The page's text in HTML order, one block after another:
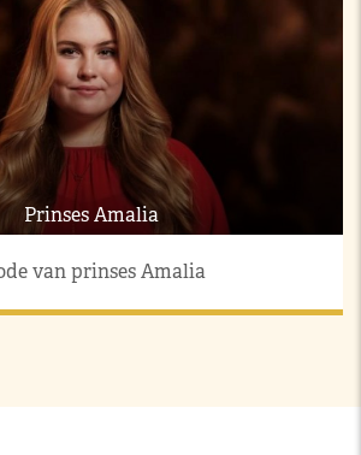
Prinses Amalia
van prinses Amalia